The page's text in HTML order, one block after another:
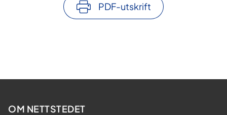
PDF-utskrift
OM NETTSTEDET